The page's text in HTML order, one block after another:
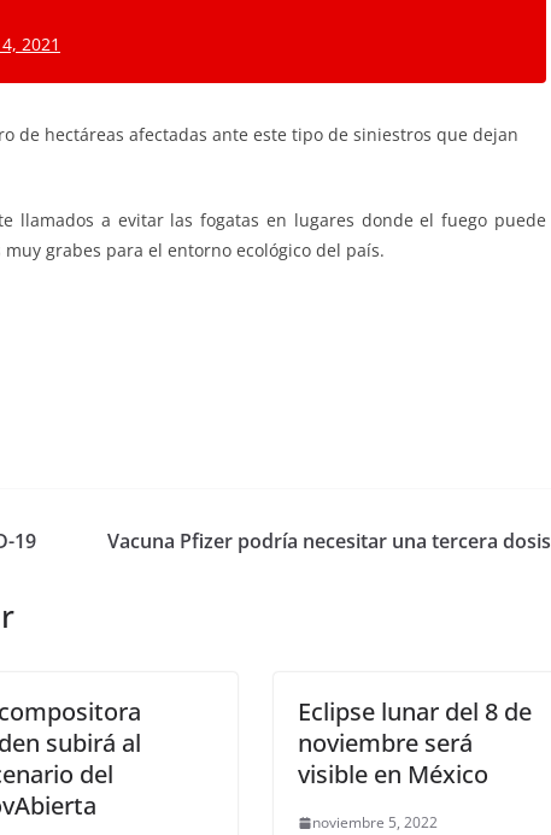
2021
de hectáreas afectadas ante este tipo de siniestros que dejan
llamados a evitar las fogatas en lugares donde el fuego puede
grabes para el entorno ecológico del país.
19 Vacuna Pfizer podría necesitar una tercera dosis
subirá al
del
Eclipse lunar del 8 de
noviembre será
visible en México
noviembre 5, 2022